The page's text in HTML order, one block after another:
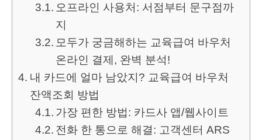
오프라인 사용처: 서점부터 문구점까
지
모두가 궁금해하는 교육급여 바우처
온라인 결제, 완벽 분석!
내 카드에 얼마 남았지? 교육급여 바우처
잔액조회 방법
가장 편한 방법: 카드사 앱/웹사이트
전화 한 통으로 해결: 고객센터 ARS